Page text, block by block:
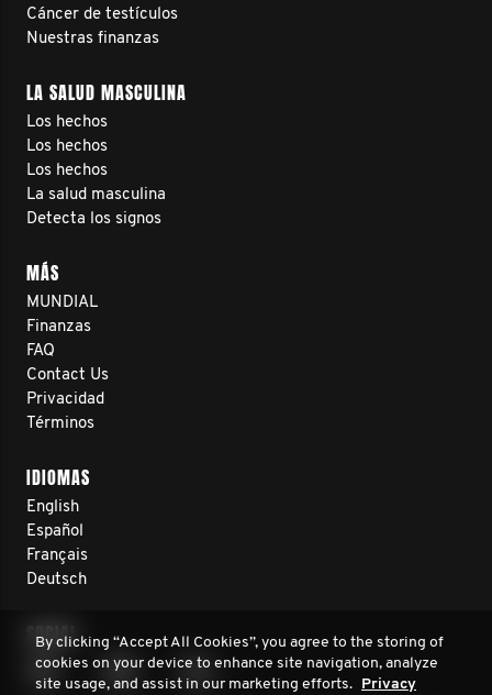
Cáncer de testículos
Nuestras finanzas
LA SALUD MASCULINA
Los hechos
Los hechos
Los hechos
La salud masculina
Detecta los signos
MÁS
MUNDIAL
Finanzas
FAQ
Contact Us
Privacidad
Términos
IDIOMAS
English
Español
Français
Deutsch
SOCIAL
By clicking “Accept All Cookies”, you agree to the storing of
cookies on your device to enhance site navigation, analyze
site usage, and assist in our marketing efforts. Privacy